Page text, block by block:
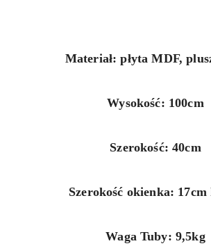
Materiał: płyta MDF,
Wysokość: 100cm
Szerokość: 40cm
Szerokość okienka: 17cm
Waga Tuby: 9,5kg